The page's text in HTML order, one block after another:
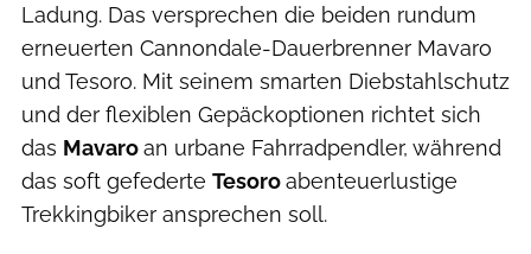
Ladung. Das versprechen die beiden rundum
erneuerten Cannondale-Dauerbrenner Mavaro
und Tesoro. Mit seinem smarten Diebstahlschutz
und der flexiblen Gepäckoptionen richtet sich
das Mavaroan urbane Fahrradpendler, während
das soft gefederte Tesoroabenteuerlustige
Trekkingbiker ansprechen soll.